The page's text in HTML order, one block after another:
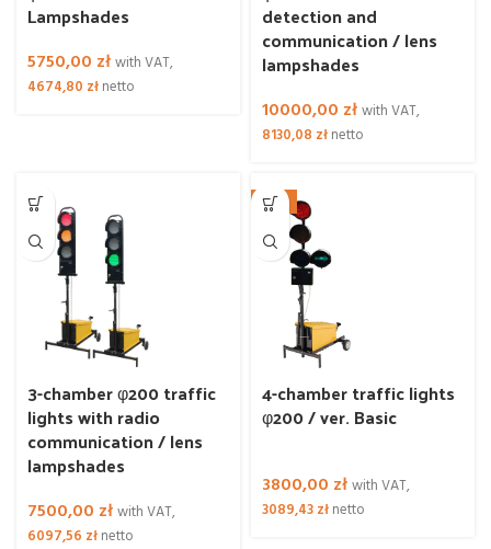
Lampshades
5750,00 złwith VAT,
4674,80 złnetto
detection and
communication / lens
lampshades
10000,00 złwith VAT,
8130,08 złnetto
3-chamber φ200 traffic
lights with radio
communication / lens
lampshades
7500,00 złwith VAT,
6097,56 złnetto
NEW
4-chamber traffic lights
φ200 / ver. Basic
3800,00 złwith VAT,
3089,43złnetto